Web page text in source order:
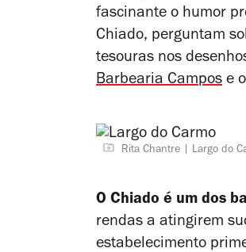
fascinante o humor
Chiado, perguntam
tesouras nos
Barbearia Campos e o
Rita Chantre Largo do
O Chiado é um dos
rendas a atingirem
estabelecimento